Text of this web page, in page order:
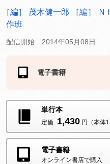
［編］ 茂木健一郎
［編］
作班
配信開始 2014年05月08日
電子書籍
単行本
定価 1,430 円（本体
電子書籍
オンライン書店で購入